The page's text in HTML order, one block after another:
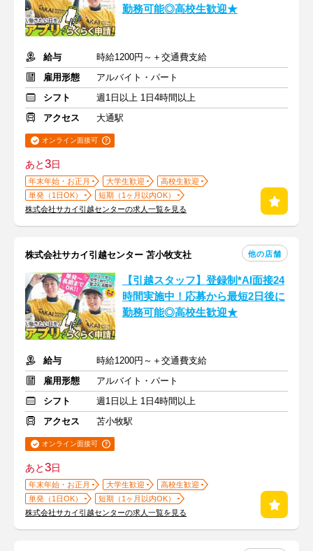
勤務可能◎高校生歓迎★
給与
時給1200円～＋交通費支給
雇用形態
アルバイト・パート
シフト
週1日以上 1日4時間以上
アクセス
大通駅
オンライン面接可
あと3日
年末年始・お正月 大学生歓迎
高校生歓迎
単発（1日OK）
短期（1ヶ月以内OK）
株式会社サカイ引越センターの求人一覧を見る
株式会社サカイ引越センター 苫小牧支社 他の店舗
【引越スタッフ】登録制*AI面接24
時間実施中！応募から最短2日後に
勤務可能◎高校生歓迎★
給与
時給1200円～＋交通費支給
雇用形態
アルバイト・パート
シフト
週1日以上 1日4時間以上
アクセス
苫小牧駅
オンライン面接可
あと3日
年末年始・お正月 大学生歓迎
高校生歓迎
単発（1日OK）
短期（1ヶ月以内OK）
株式会社サカイ引越センターの求人一覧を見る